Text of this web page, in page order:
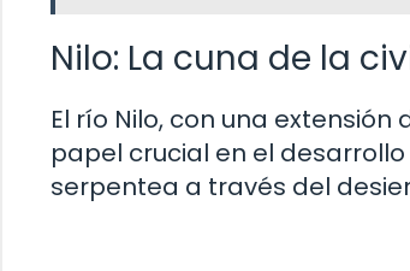
Nilo: La cuna de la
El río Nilo, con una
papel crucial en el
serpentea a través del